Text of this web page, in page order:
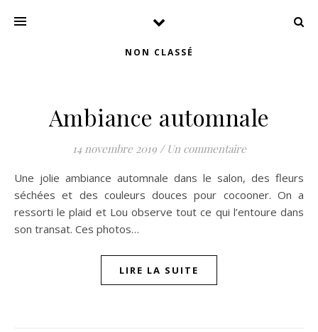
NON CLASSÉ
Ambiance automnale
14 novembre 2019 / Un commentaire
Une jolie ambiance automnale dans le salon, des fleurs
séchées et des couleurs douces pour cocooner. On a
ressorti le plaid et Lou observe tout ce qui l’entoure dans
son transat. Ces photos…
LIRE LA SUITE